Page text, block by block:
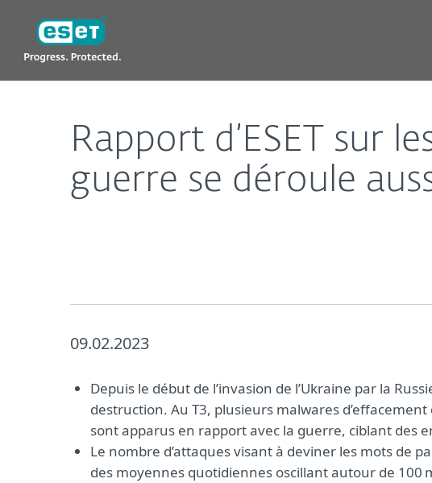
Rapport d’ESET sur
guerre se déroule
09.02.2023
Depuis le début de l’invasion de l’Ukraine par la
destruction. Au T3, plusieurs malwares
sont apparus en rapport avec la guerre, ciblant des
Le nombre d’attaques visant à deviner les mots de
des moyennes quotidiennes oscillant autour de 100
Rapport d’ESET sur les menaces (T3 2022) : Quand la
ESET